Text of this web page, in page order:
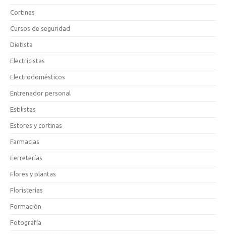
Cortinas
Cursos de seguridad
Dietista
Electricistas
Electrodomésticos
Entrenador personal
Estilistas
Estores y cortinas
Farmacias
Ferreterías
Flores y plantas
Floristerías
Formación
Fotografía